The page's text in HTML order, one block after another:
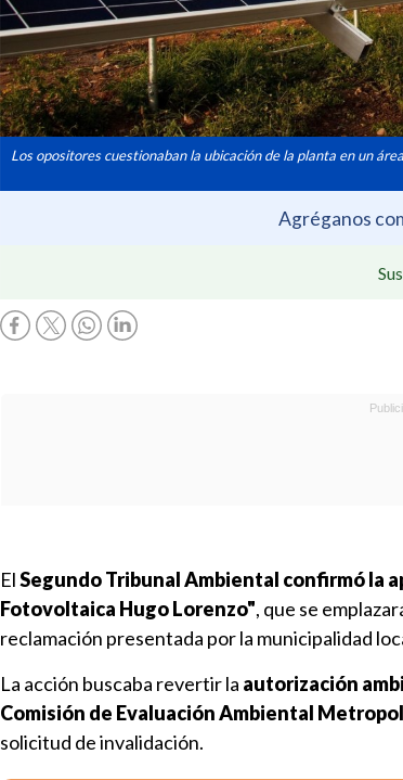
Los opositores cuestionaban la ubicación de la planta en un
Agréganos
ElSegundo Tribunal Ambiental confirmó la
Fotovoltaica Hugo Lorenzo", que se
reclamación presentada por la municipalidad
La acción buscaba revertir la autorización
Comisión de Evaluación Ambiental
solicitud de invalidación.